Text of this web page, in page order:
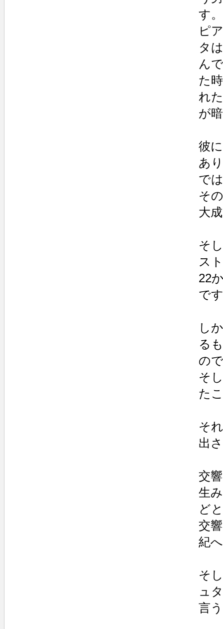
す。
ピ
タ
ん
た
れ
が
彼
あ
で
そ
大
そ
ス
22
で
し
る
の
そ
た
そ
出
交
生
ど
交
紀
そ
ュ
言